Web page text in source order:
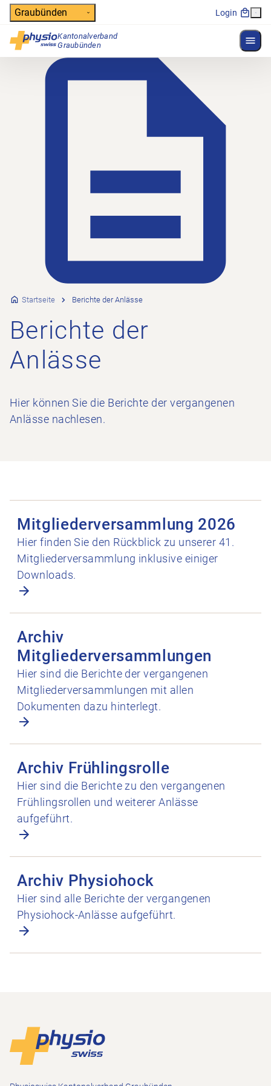
Header
Graubünden Login
Kantonalverband
Graubünden
Hauptnavigation
Startseite Berichte der Anlässe
Berichte der
Anlässe
Hier können Sie die Berichte der vergangenen
Anlässe nachlesen.
Mitgliederversammlung 2026
Hier finden Sie den Rückblick zu unserer 41.
Mitgliederversammlung inklusive einiger
Downloads.
Archiv
Mitgliederversammlungen
Hier sind die Berichte der vergangenen
Mitgliederversammlungen mit allen
Dokumenten dazu hinterlegt.
Archiv Frühlingsrolle
Hier sind die Berichte zu den vergangenen
Frühlingsrollen und weiterer Anlässe
aufgeführt.
Archiv Physiohock
Hier sind alle Berichte der vergangenen
Physiohock-Anlässe aufgeführt.
Footer